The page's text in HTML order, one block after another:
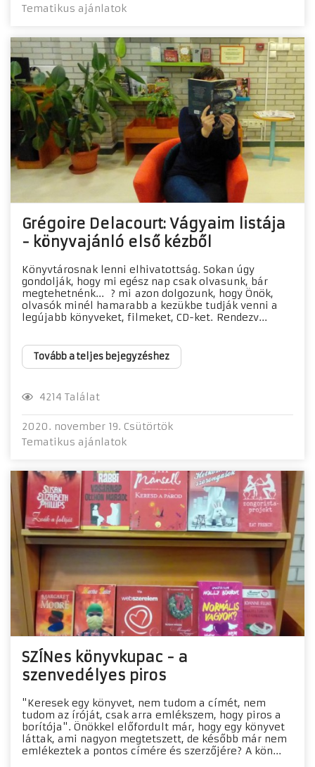
Tematikus ajánlatok
Grégoire Delacourt: Vágyaim listája
- könyvajánló első kézből
Könyvtárosnak lenni elhivatottság. Sokan úgy
gondolják, hogy mi egész nap csak olvasunk, bár
megtehetnénk... ? mi azon dolgozunk, hogy Önök,
olvasók minél hamarabb a kezükbe tudják venni a
legújabb könyveket, filmeket, CD-ket. Rendezv...
Tovább a teljes bejegyzéshez
4214 Találat
2020. november 19. Csütörtök
Tematikus ajánlatok
SZÍNes könyvkupac - a
szenvedélyes piros
"Keresek egy könyvet, nem tudom a címét, nem
tudom az íróját, csak arra emlékszem, hogy piros a
borítója". Önökkel előfordult már, hogy egy könyvet
láttak, ami nagyon megtetszett, de később már nem
emlékeztek a pontos címére és szerzőjére? A kön...